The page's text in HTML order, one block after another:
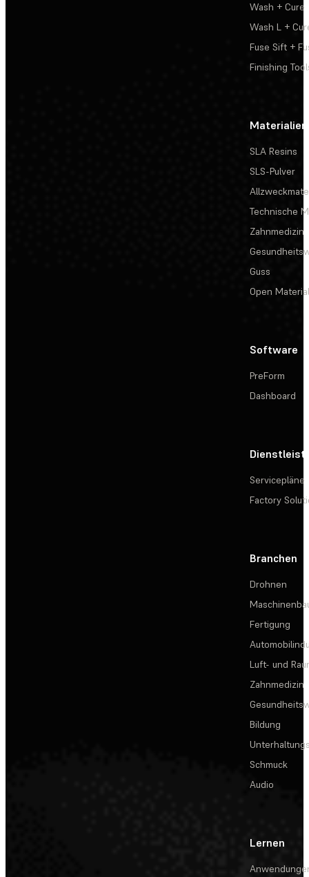
Wash + Cure
Wash L +
Fuse Sift +
Finishing
Materialien
SLA Resins
SLS-Pulver
Technische
Zahnmedizin
Guss
Open
Software
PreForm
Dashboard
Servicepläne
Factory
Branchen
Drohnen
Fertigung
Luft- und
Zahnmedizin
Bildung
Schmuck
Audio
Lernen